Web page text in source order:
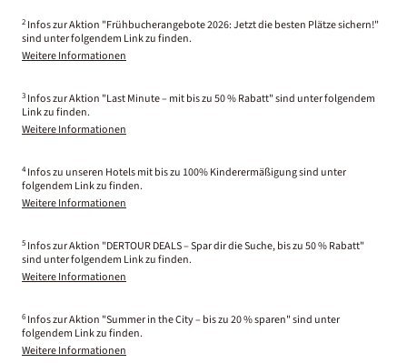
2 Infos zur Aktion "Frühbucherangebote 2026: Jetzt die besten Plätze sichern!"
sind unter folgendem Link zu finden.
Weitere Informationen
3 Infos zur Aktion "Last Minute – mit bis zu 50 % Rabatt" sind unter folgendem
Link zu finden.
Weitere Informationen
4 Infos zu unseren Hotels mit bis zu 100% Kinderermäßigung sind unter
folgendem Link zu finden.
Weitere Informationen
5 Infos zur Aktion "DERTOUR DEALS – Spar dir die Suche, bis zu 50 % Rabatt"
sind unter folgendem Link zu finden.
Weitere Informationen
6 Infos zur Aktion "Summer in the City – bis zu 20 % sparen" sind unter
folgendem Link zu finden.
Weitere Informationen